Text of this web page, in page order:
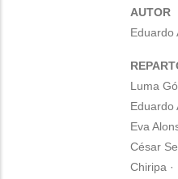
AUTOR
Eduardo
Luma
Eduardo
Eva
César
Chiripa